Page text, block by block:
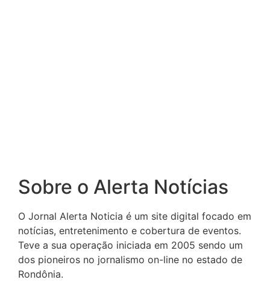
Sobre o Alerta Notícias
O Jornal Alerta Noticia é um site digital focado em
notícias, entretenimento e cobertura de eventos.
Teve a sua operação iniciada em 2005 sendo um
dos pioneiros no jornalismo on-line no estado de
Rondônia.